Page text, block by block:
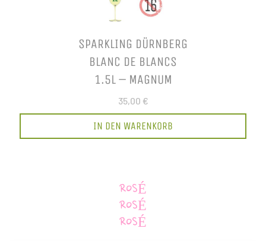
SPARKLING DÜRNBERG
BLANC DE BLANCS
1.5L – MAGNUM
35,00 €
IN DEN WARENKORB
ROSÉ
ROSÉ
ROSÉ